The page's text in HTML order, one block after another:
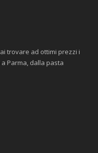
trovare ad ottimi prezzi i
Parma, dalla pasta